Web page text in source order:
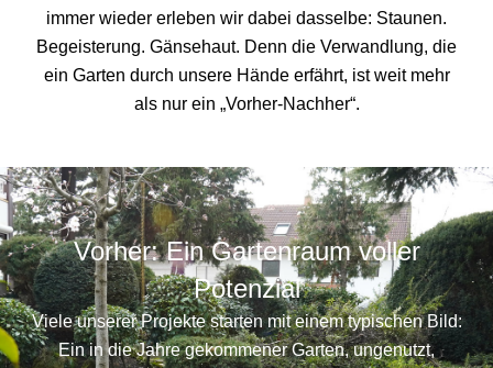
immer wieder erleben wir dabei dasselbe: Staunen.
Begeisterung. Gänsehaut. Denn die Verwandlung, die
ein Garten durch unsere Hände erfährt, ist weit mehr
als nur ein „Vorher-Nachher“.
Vorher: Ein Gartenraum voller
Potenzial
Viele unserer Projekte starten mit einem typischen Bild:
Ein in die Jahre gekommener Garten, ungenutzt,